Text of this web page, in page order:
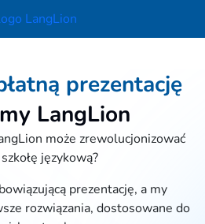
prezentację
LangLion
może zrewolucjonizować
językową?
prezentację, a my
rozwiązania, dostosowane do